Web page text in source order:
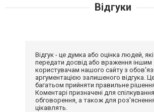
Відгуки
Відгук - це думка або оцінка людей,
передати досвід або враження іншим
користувачам нашого сайту з
аргументацією залишеного відгука.
багатьом прийняти правильне
Коментарі призначені для
обговорення, а також для
цікавлять.